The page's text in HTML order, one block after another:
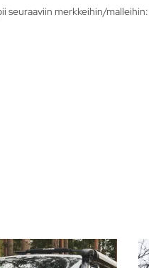
seuraaviin merkkeihin/malleihin: